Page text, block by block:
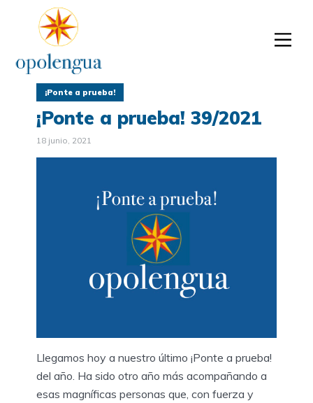
¡Ponte a prueba!
¡Ponte a prueba! 39/2021
18 junio, 2021
Llegamos hoy a nuestro último ¡Ponte a prueba!
del año. Ha sido otro año más acompañando a
esas magníficas personas que, con fuerza y